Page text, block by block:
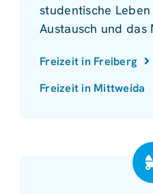
studentische
Austausch und das
Freizeit in Freiberg
Freizeit in Mittweida